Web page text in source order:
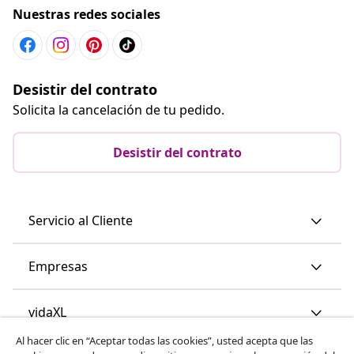
Nuestras redes sociales
Desistir del contrato
Solicita la cancelación de tu pedido.
Desistir del contrato
Servicio al Cliente
Empresas
vidaXL
Al hacer clic en “Aceptar todas las cookies”, usted acepta que las